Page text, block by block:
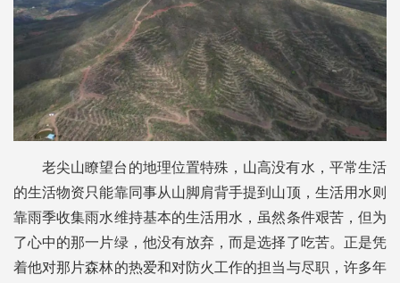
老尖山瞭望台的地理位置特殊，山高没有水，平常生活
的生活物资只能靠同事从山脚肩背手提到山顶，生活用水则
靠雨季收集雨水维持基本的生活用水，虽然条件艰苦，但为
了心中的那一片绿，他没有放弃，而是选择了吃苦。正是凭
着他对那片森林的热爱和对防火工作的担当与尽职，许多年